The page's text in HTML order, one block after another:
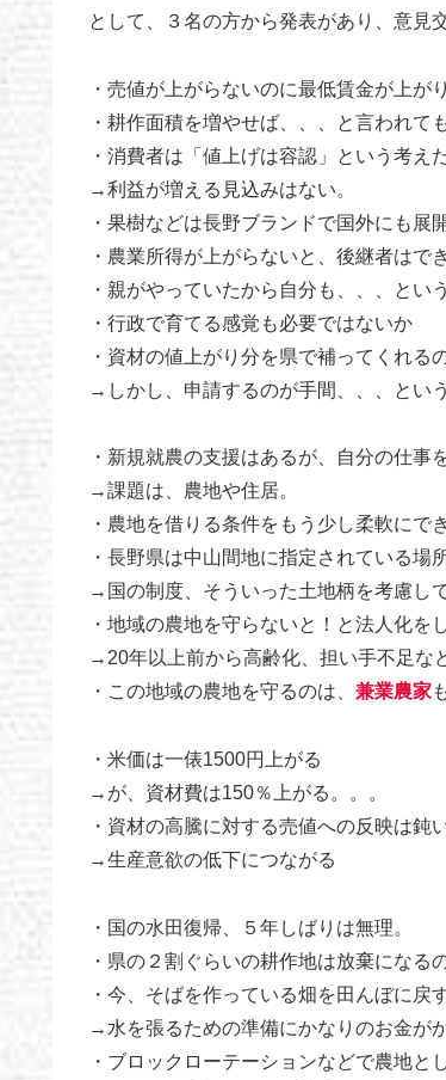
として、３名の方から発表があり、意見交
・売値が上がらないのに最低賃金が上が
・耕作面積を増やせば、、、と言われ
・消費者は「値上げは容認」という考え
→利益が増える見込みはない。
・果樹などは長野ブランドで国外にも展
・農業所得が上がらないと、後継者はで
・親がやっていたから自分も、、、とい
・行政で育てる感覚も必要ではないか
・資材の値上がり分を県で補ってくれる
→しかし、申請するのが手間、、、とい
・新規就農の支援はあるが、自分の仕事
→課題は、農地や住居。
・農地を借りる条件をもう少し柔軟にで
・長野県は中山間地に指定されている場
→国の制度、そういった土地柄を考慮し
・地域の農地を守らないと！と法人化を
→20年以上前から高齢化、担い手不足な
・この地域の農地を守るのは、 兼業農家
・米価は一俵1500円上がる
→が、資材費は150％上がる。。。
・資材の高騰に対する売値への反映は鈍い
→生産意欲の低下につながる
・国の水田復帰、５年しばりは無理。
・県の２割ぐらいの耕作地は放棄になる
・今、そばを作っている畑を田んぼに戻
→水を張るための準備にかなりのお金が
・ブロックローテーションなどで農地と